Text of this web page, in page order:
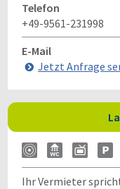
Telefon
+49-9561-231998
E-Mail
Jetzt Anfrage
Ihr Vermieter